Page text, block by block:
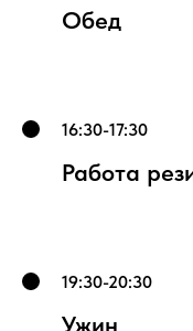
Обед
16:30-17:30
Работа
19:30-20:30
Ужин